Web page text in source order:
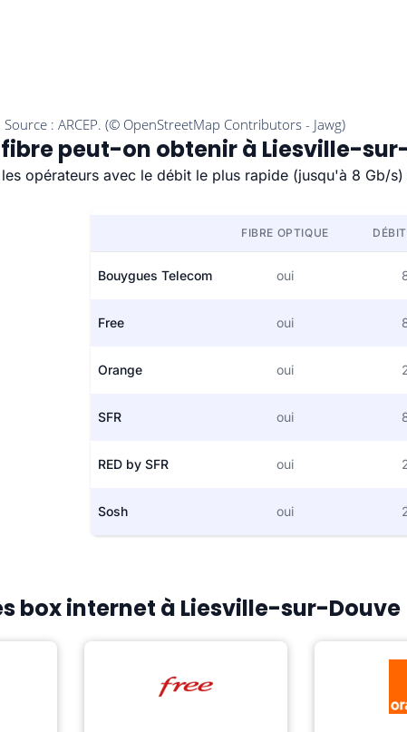
peut-on obtenir à Liesville-
opérateurs avec le débit le plus rapide (jusqu'à 8 Gb/s)
FIBRE OPTIQUE
Bouygues Telecom oui
Free oui
Orange oui
SFR oui
RED by SFR oui
Sosh oui
box internet à Liesville-sur-Douve